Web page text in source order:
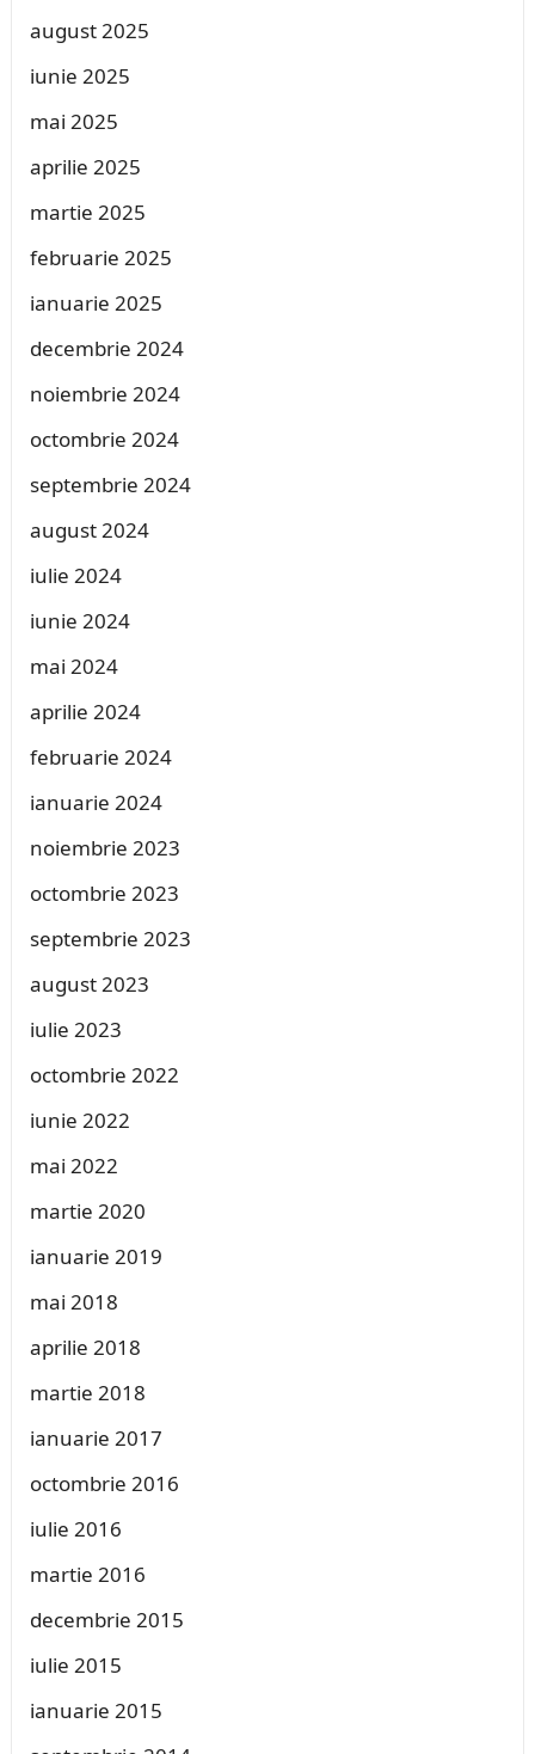
august 2025
iunie 2025
mai 2025
aprilie 2025
martie 2025
februarie 2025
ianuarie 2025
decembrie 2024
noiembrie 2024
octombrie 2024
septembrie 2024
august 2024
iulie 2024
iunie 2024
mai 2024
aprilie 2024
februarie 2024
ianuarie 2024
noiembrie 2023
octombrie 2023
septembrie 2023
august 2023
iulie 2023
octombrie 2022
iunie 2022
mai 2022
martie 2020
ianuarie 2019
mai 2018
aprilie 2018
martie 2018
ianuarie 2017
octombrie 2016
iulie 2016
martie 2016
decembrie 2015
iulie 2015
ianuarie 2015